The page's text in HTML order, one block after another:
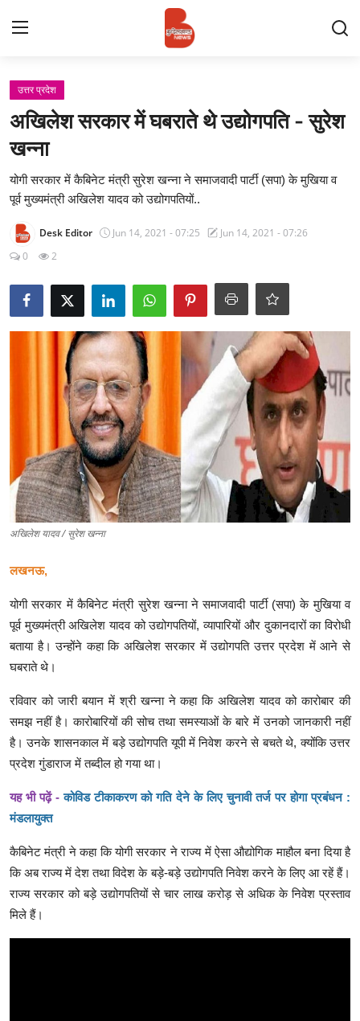
Login
प्रमुख ख़बर
राज्य
बुन्देलखण्ड
वीडियो
मनोरंजन
गैलरी
उत्तर प्रदेश
अखिलेश सरकार में घबराते थे उद्योगपति - सुरेश
खन्ना
योगी सरकार में कैबिनेट मंत्री सुरेश खन्ना ने समाजवादी पार्टी (सपा) के मुखिया व
पूर्व मुख्यमंत्री अखिलेश यादव को उद्योगपतियों..
Desk Editor Jun 14, 2021 - 07:25
Jun 14, 2021 - 07:26
0
2
अखिलेश यादव / सुरेश खन्ना
लखनऊ,
योगी सरकार में कैबिनेट मंत्री सुरेश खन्ना ने समाजवादी पार्टी (सपा) के मुखिया व
पूर्व मुख्यमंत्री अखिलेश यादव को उद्योगपतियों, व्यापारियों और दुकानदारों का विरोधी
बताया है। उन्होंने कहा कि अखिलेश सरकार में उद्योगपति उत्तर प्रदेश में आने से
घबराते थे।
रविवार को जारी बयान में श्री खन्ना ने कहा कि अखिलेश यादव को कारोबार की
समझ नहीं है। कारोबारियों की सोच तथा समस्याओं के बारे में उनको जानकारी नहीं
है। उनके शासनकाल में बड़े उद्योगपति यूपी में निवेश करने से बचते थे, क्योंकि उत्तर
प्रदेश गुंडाराज में तब्दील हो गया था।
यह भी पढ़ें - कोविड टीकाकरण को गति देने के लिए चुनावी तर्ज पर होगा प्रबंधन :
मंडलायुक्त
कैबिनेट मंत्री ने कहा कि योगी सरकार ने राज्य में ऐसा औद्योगिक माहौल बना दिया है
कि अब राज्य में देश तथा विदेश के बड़े-बड़े उद्योगपति निवेश करने के लिए आ रहें हैं।
राज्य सरकार को बड़े उद्योगपतियों से चार लाख करोड़ से अधिक के निवेश प्रस्ताव
मिले हैं।